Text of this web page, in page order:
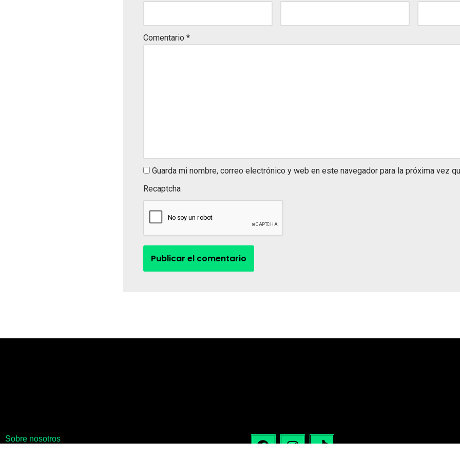
Comentario *
Guarda mi nombre, correo electrónico y web en este navegador para la próxima vez
Recaptcha
Sobre nosotros